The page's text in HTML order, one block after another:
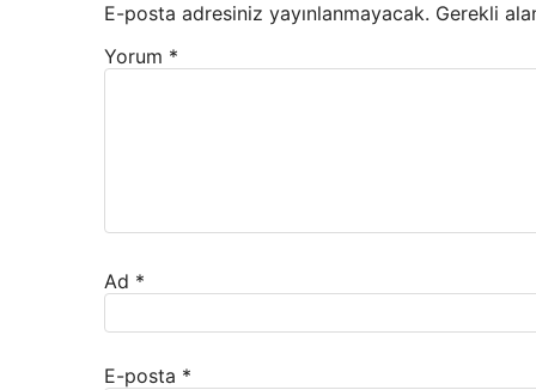
E-posta adresiniz yayınlanmayacak. Gerekli
Yorum *
Ad *
E-posta *